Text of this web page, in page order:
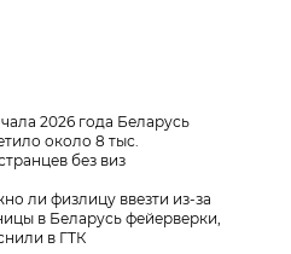
2026 года Беларусь
около 8 тыс.
без виз
ли физлицу ввезти из-за
в Беларусь фейерверки,
в ГТК